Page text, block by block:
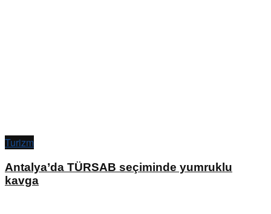
Turizm
Antalya’da TÜRSAB seçiminde yumruklu
kavga